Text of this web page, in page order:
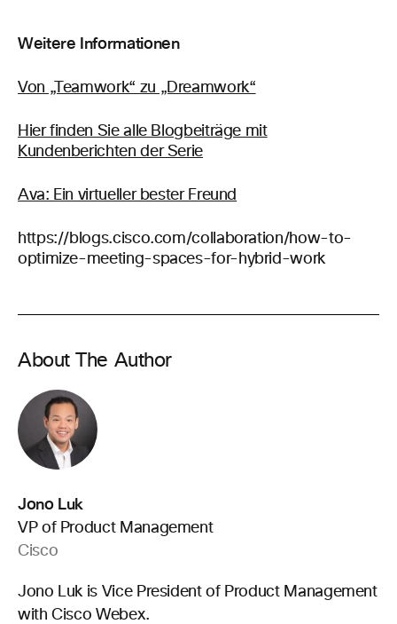
Weitere Informationen
Von „Teamwork“ zu „Dreamwork“
Hier finden Sie alle Blogbeiträge mit
Kundenberichten der Serie
Ava: Ein virtueller bester Freund
https://blogs.cisco.com/collaboration/how-to-
optimize-meeting-spaces-for-hybrid-work
About The Author
Jono Luk
VP of Product Management
Cisco
Jono Luk is Vice President of Product Management
with Cisco Webex.